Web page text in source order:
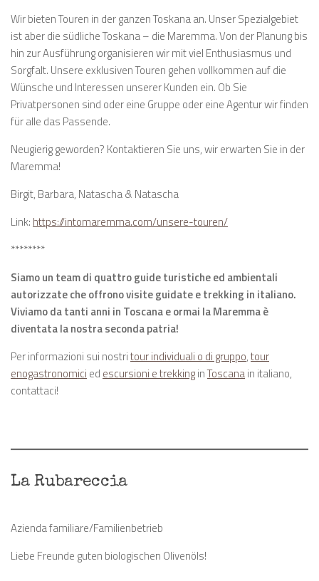
Wir bieten Touren in der ganzen Toskana an. Unser Spezialgebiet
ist aber die südliche Toskana – die Maremma. Von der Planung bis
hin zur Ausführung organisieren wir mit viel Enthusiasmus und
Sorgfalt. Unsere exklusiven Touren gehen vollkommen auf die
Wünsche und Interessen unserer Kunden ein. Ob Sie
Privatpersonen sind oder eine Gruppe oder eine Agentur wir finden
für alle das Passende.
Neugierig geworden? Kontaktieren Sie uns, wir erwarten Sie in der
Maremma!
Birgit, Barbara, Natascha & Natascha
Link: https://intomaremma.com/unsere-touren/
********
Siamo un team di quattro guide turistiche ed ambientali
autorizzate che offrono visite guidate e trekking in italiano.
Viviamo da tanti anni in Toscana e ormai la Maremma è
diventata la nostra seconda patria!
Per informazioni sui nostritour individuali o di gruppo,tour
enogastronomici ed escursioni e trekkinginToscanain italiano,
contattaci!
La Rubareccia
Azienda familiare/Familienbetrieb
Liebe Freunde guten biologischen Olivenöls!